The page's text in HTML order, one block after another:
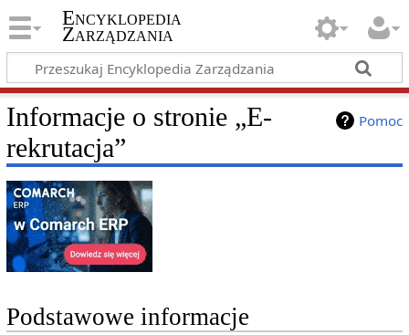
Encyklopedia
Zarządzania
Pomoc
Informacje o stronie „E-
rekrutacja”
Podstawowe informacje